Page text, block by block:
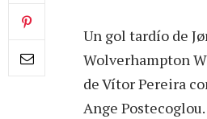
Un gol tardío de
Wolverhampton
de Vítor Pereira
Ange Postecoglou.